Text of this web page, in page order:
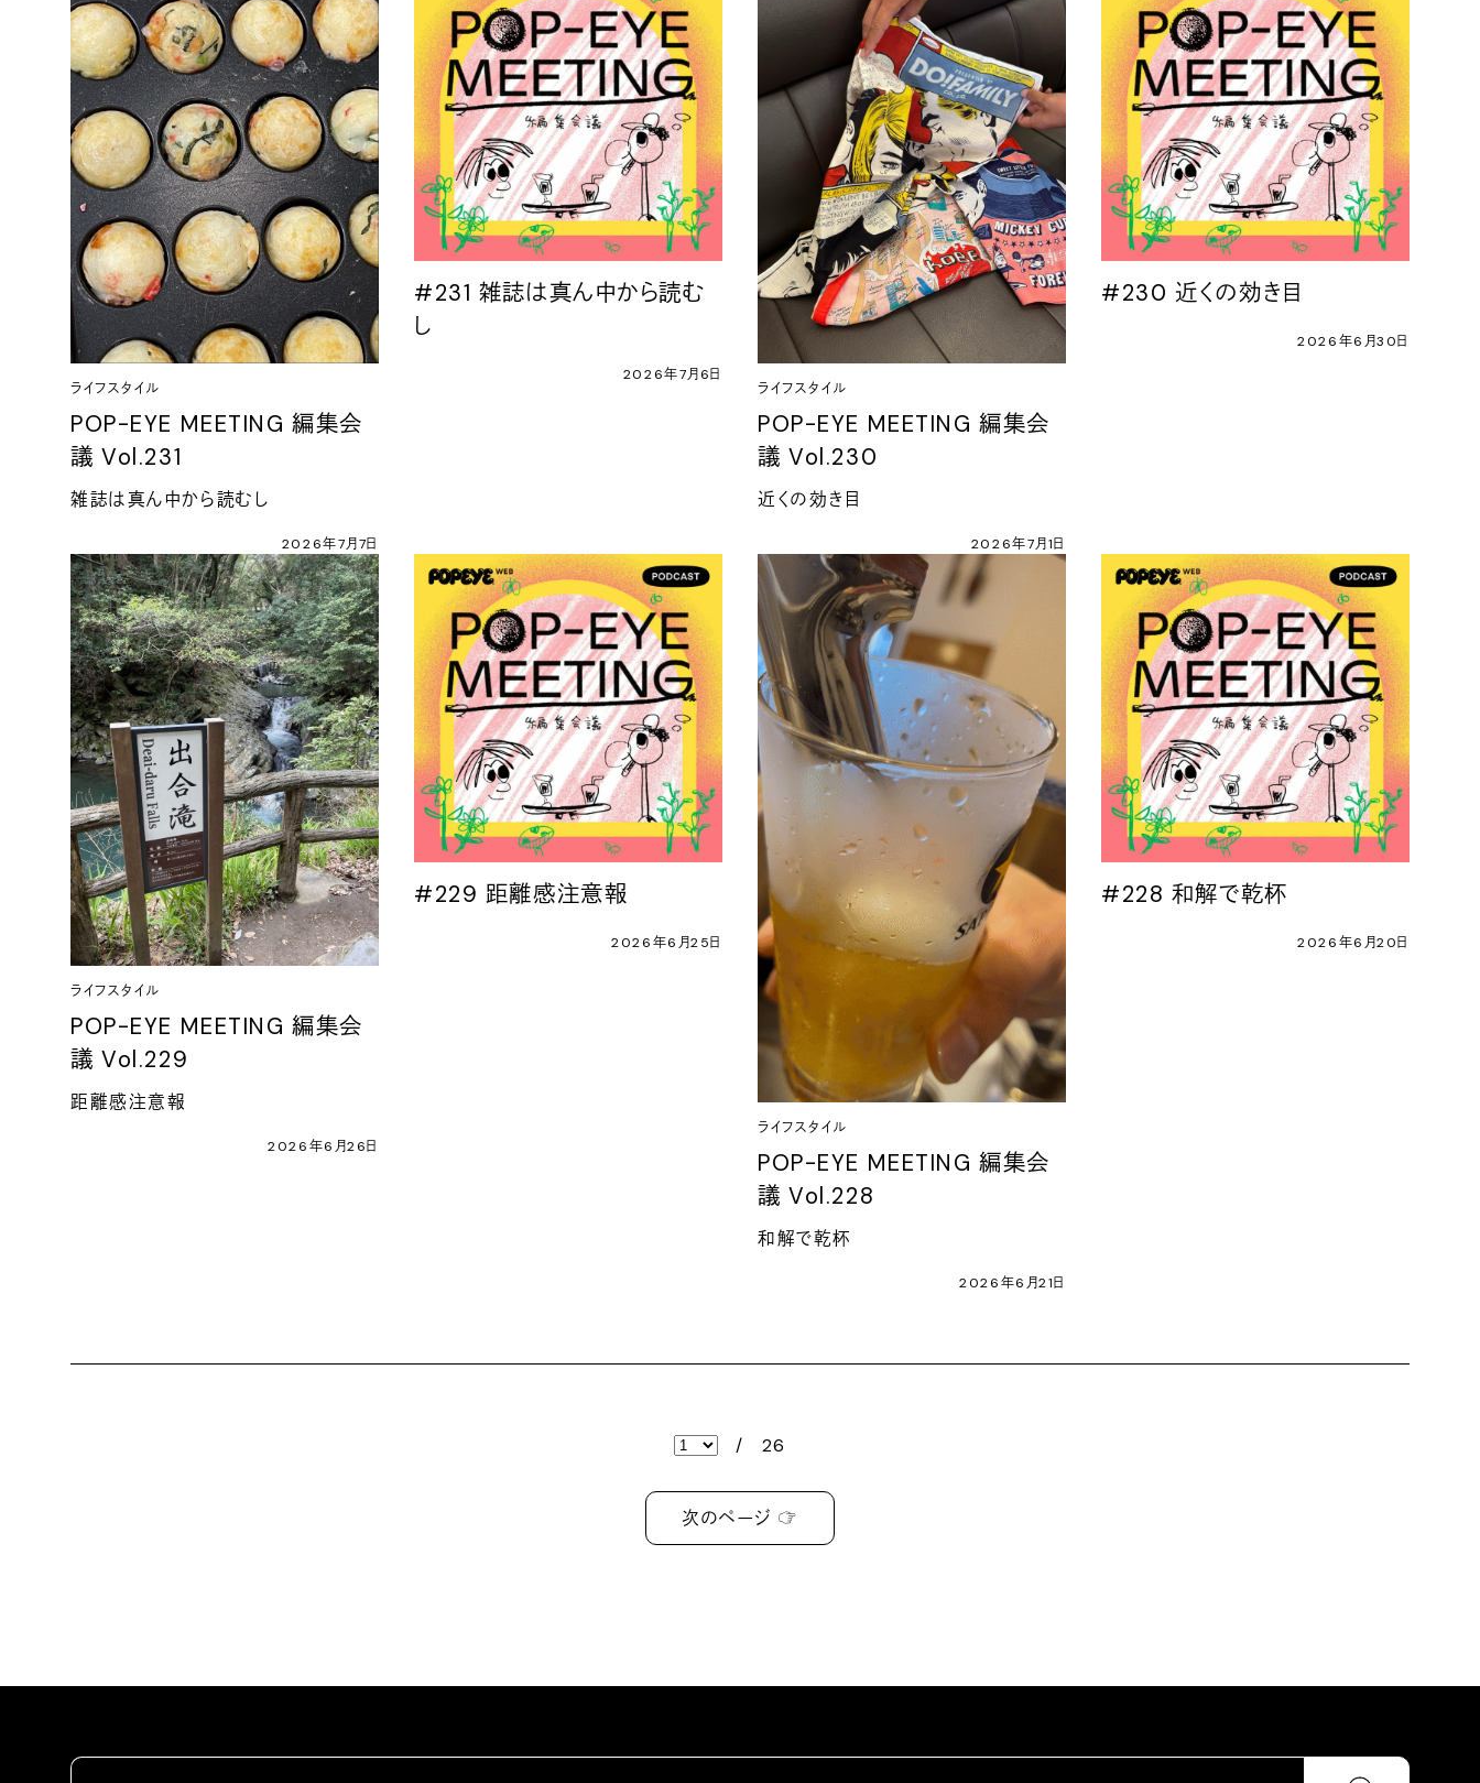
ライフスタイル
POP-EYE MEETING 編集会
議 Vol.231
雑誌は真ん中から読むし
2026年7月7日
#231 雑誌は真ん中から読む
し
2026年7月6日
ライフスタイル
POP-EYE MEETING 編集会
議 Vol.230
近くの効き目
2026年7月1日
#230 近くの効き目
2026年6月30日
ライフスタイル
POP-EYE MEETING 編集会
議 Vol.229
距離感注意報
2026年6月26日
#229 距離感注意報
2026年6月25日
ライフスタイル
POP-EYE MEETING 編集会
議 Vol.228
和解で乾杯
2026年6月21日
#228 和解で乾杯
2026年6月20日
/ 26
次のページ ☞